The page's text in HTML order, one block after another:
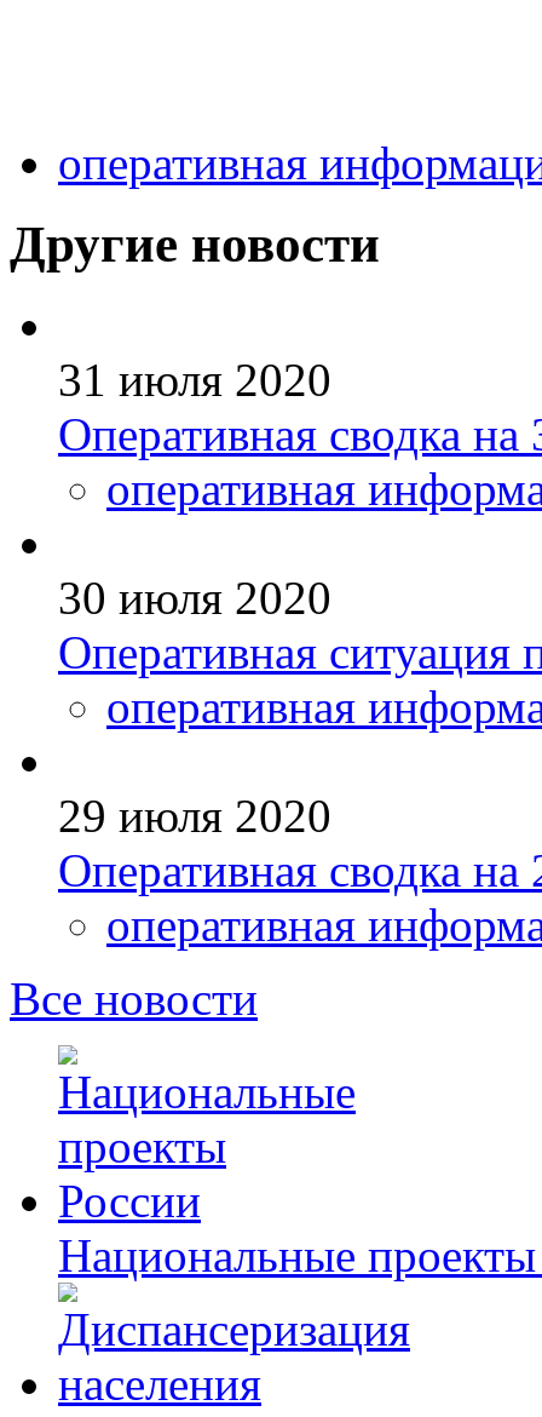
оперативная
Другие новости
31 июля 2020
Оперативная сводка
оперативная
30 июля 2020
Оперативная ситуация
оперативная
29 июля 2020
Оперативная сводка
оперативная
Все новости
Национальные